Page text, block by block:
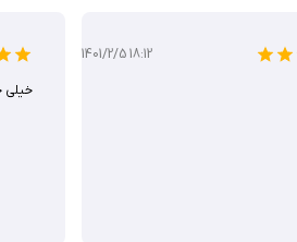
1401/2/5 18:12
خیلی